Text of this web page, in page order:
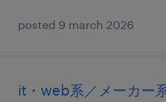
posted 9 march 2026
it・web系／メーカー